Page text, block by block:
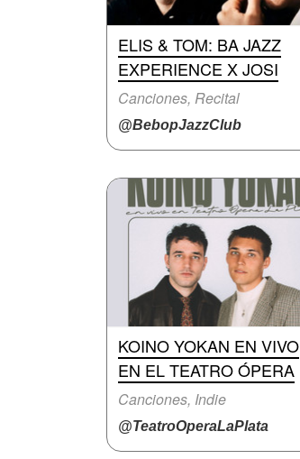
ELIS & TOM: BA JAZZ
EXPERIENCE X JOSI
Canciones, Recital
@BebopJazzClub
KOINO YOKAN EN VIVO
EN EL TEATRO ÓPERA
Canciones, Indie
@TeatroOperaLaPlata